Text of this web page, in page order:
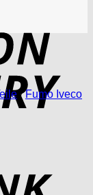
/ Fumo Iveco